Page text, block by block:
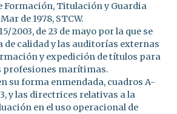
Formación, Titulación y Guardia
de 1978, STCW.
2003, de 23 de mayo por la que se
de calidad y las auditorías externas
y expedición de títulos para
profesiones marítimas.
su forma enmendada, cuadros A-
y las directrices relativas a la
en el uso operacional de